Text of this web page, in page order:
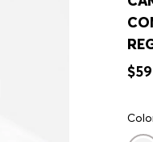
$